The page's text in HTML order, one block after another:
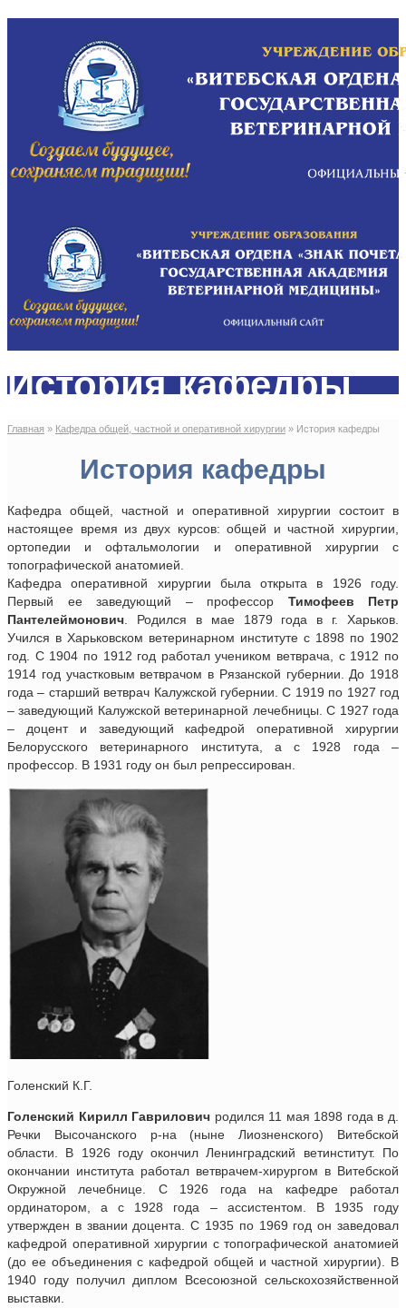
История кафедры
Главная » Кафедра общей, частной и оперативной хирургии » История кафедры
История кафедры
Кафедра общей, частной и оперативной хирургии состоит в
настоящее время из двух курсов: общей и частной хирургии,
ортопедии и офтальмологии и оперативной хирургии с
топографической анатомией.
Кафедра оперативной хирургии была открыта в 1926 году.
Первый ее заведующий – профессор Тимофеев Петр
Пантелеймонович . Родился в мае 1879 года в г. Харьков.
Учился в Харьковском ветеринарном институте с 1898 по 1902
год. С 1904 по 1912 год работал учеником ветврача, с 1912 по
1914 год участковым ветврачом в Рязанской губернии. До 1918
года – старший ветврач Калужской губернии. С 1919 по 1927 год
– заведующий Калужской ветеринарной лечебницы. С 1927 года
– доцент и заведующий кафедрой оперативной хирургии
Белорусского ветеринарного института, а с 1928 года –
профессор. В 1931 году он был репрессирован.
Голенский К.Г.
Голенский Кирилл Гаврилович родился 11 мая 1898 года в д.
Речки Высочанского р-на (ныне Лиозненского) Витебской
области. В 1926 году окончил Ленинградский ветинститут. По
окончании института работал ветврачем-хирургом в Витебской
Окружной лечебнице. С 1926 года на кафедре работал
ординатором, а с 1928 года – ассистентом. В 1935 году
утвержден в звании доцента. С 1935 по 1969 год он заведовал
кафедрой оперативной хирургии с топографической анатомией
(до ее объединения с кафедрой общей и частной хирургии). В
1940 году получил диплом Всесоюзной сельскохозяйственной
выставки.